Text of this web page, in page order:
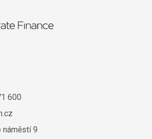
600
náměstí 9